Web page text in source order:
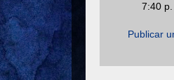
7:40 p.
Publicar